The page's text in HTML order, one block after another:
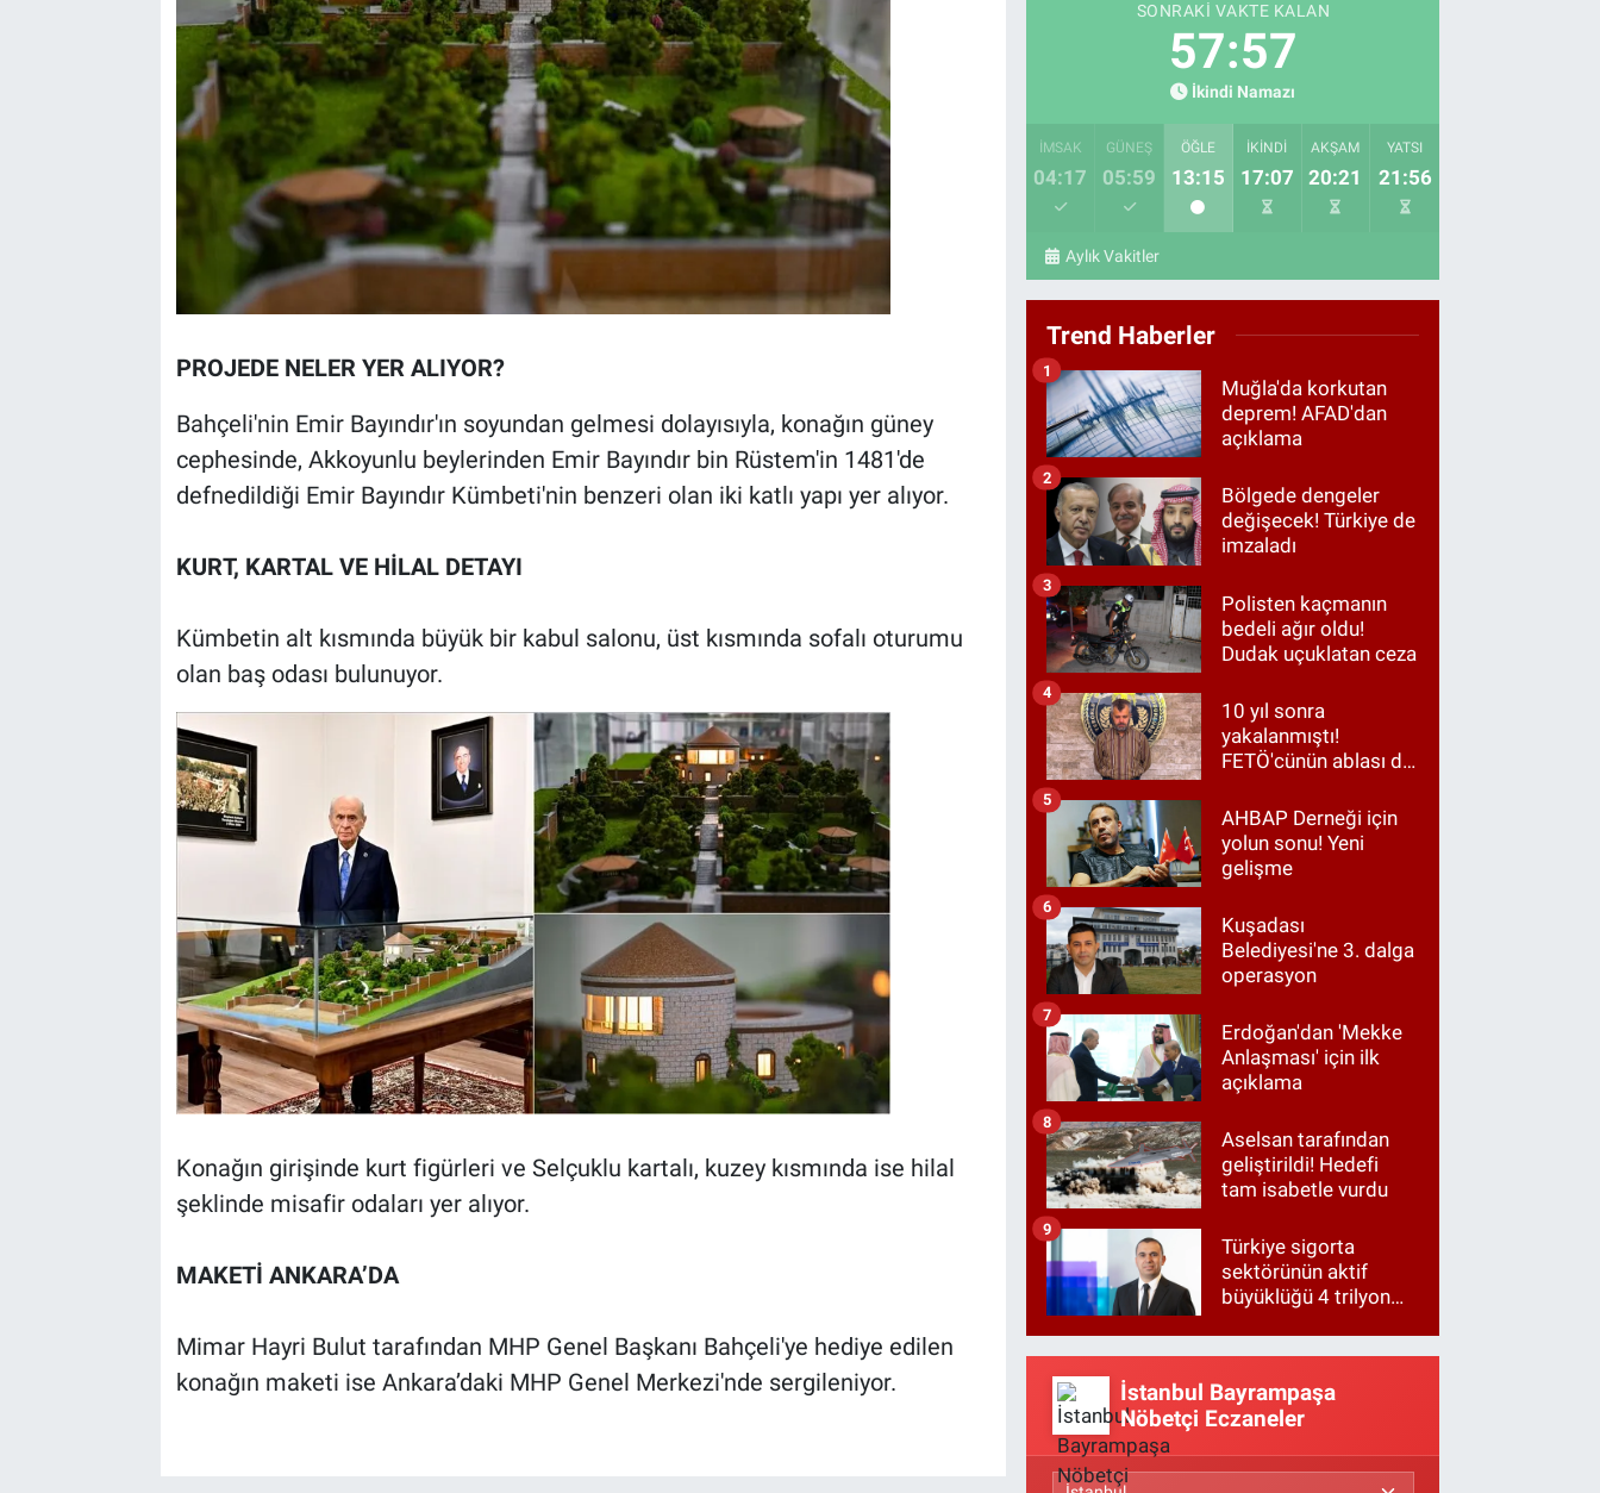
PROJEDE NELER YER ALIYOR?
Bahçeli'nin Emir Bayındır'ın soyundan gelmesi dolayısıyla, konağın güney
cephesinde, Akkoyunlu beylerinden Emir Bayındır bin Rüstem'in 1481'de
defnedildiği Emir Bayındır Kümbeti'nin benzeri olan iki katlı yapı yer alıyor.
KURT, KARTAL VE HİLAL DETAYI
Kümbetin alt kısmında büyük bir kabul salonu, üst kısmında sofalı oturumu
olan baş odası bulunuyor.
Konağın girişinde kurt figürleri ve Selçuklu kartalı, kuzey kısmında ise hilal
şeklinde misafir odaları yer alıyor.
MAKETİ ANKARA’DA
Mimar Hayri Bulut tarafından MHP Genel Başkanı Bahçeli'ye hediye edilen
konağın maketi ise Ankara’daki MHP Genel Merkezi'nde sergileniyor.
SONRAKI VAKTE KALAN
57:56
İkindi Namazı
İMSAK
04:17
GÜNEŞ
05:59
ÖĞLE
13:15
İKINDI
17:07
AKŞAM
20:21
YATSI
21:56
Aylık Vakitler
Trend Haberler
Muğla'da korkutan
deprem! AFAD'dan
açıklama
1
Bölgede dengeler
değişecek! Türkiye de
imzaladı
2
Polisten kaçmanın
bedeli ağır oldu!
Dudak uçuklatan ceza
3
10 yıl sonra
yakalanmıştı!
FETÖ'cünün ablası da
4
AHBAP Derneği için
yolun sonu! Yeni
gelişme
5
Kuşadası
Belediyesi'ne 3. dalga
operasyon
6
Erdoğan'dan 'Mekke
Anlaşması' için ilk
açıklama
7
Aselsan tarafından
geliştirildi! Hedefi
tam isabetle vurdu
8
Türkiye sigorta
sektörünün aktif
büyüklüğü 4 trilyon
9
İstanbul Bayrampaşa
Nöbetçi Eczaneler